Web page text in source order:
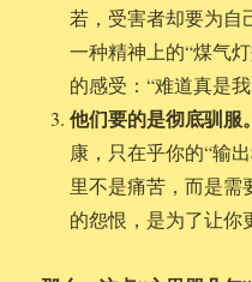
若，受害者却要为自
一种精神上的“煤气
的感受：“难道真是
他们要的是彻底驯服。
康，只在乎你的“输
里不是痛苦，而是需
的怨恨，是为了让你